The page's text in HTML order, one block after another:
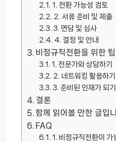
1. 전환 가능성 검토
2. 서류 준비 및 제출
3. 면담 및 심사
4. 결정 및 안내
비정규직전환을 위한 팁
1. 전문가와 상담하기
2. 네트워킹 활용하기
3. 준비된 인재가 되기
결론
함께 읽어볼 만한 글입
FAQ
1. 비정규직전환이 가